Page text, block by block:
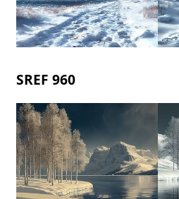
SREF 960